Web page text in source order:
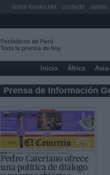
Periódicos de Perú
Toda la prensa de hoy
Inicio África
Prensa de Información
sobre Kiosko.net contacto ayuda